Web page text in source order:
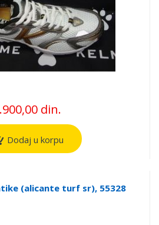
din.
Dodaj u korpu
(alicante turf sr), 55328